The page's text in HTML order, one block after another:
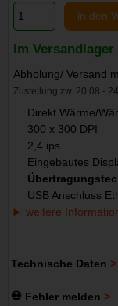
in den
Im Versandlager
Abholung/ Versand
Zustellung zw. 20.08 -
Direkt Wärme/
300 x 300 DPI
2,4 ips
Eingebautes
USB Anschluss
weitere
Technische Daten
💀 Fehler melden